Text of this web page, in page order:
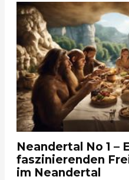
Neandertal No 1 –
faszinierenden
im Neandertal